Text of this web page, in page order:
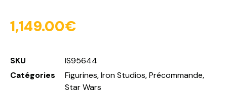
1,149.00€
SKU
IS95644
Catégories
Figurines,Iron Studios,Précommande,
Star Wars